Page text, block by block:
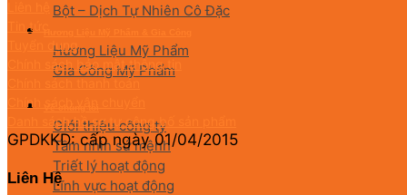
Bột – Dịch Tự Nhiên Cô Đặc
Hương Liệu Mỹ Phẩm
Gia Công Mỹ Phẩm
Giới thiệu công ty
Tầm nhìn sứ mệnh
Triết lý hoạt động
Lĩnh vực hoạt động
Tin tức
Tuyển dụng
Chính sách bảo mật thông tin
Chính sách thanh toán
Chính sách vận chuyển
Danh sách hồ sơ tự công bố sản phẩm
GPDKKD: cấp ngày 01/04/2015
Liên Hệ